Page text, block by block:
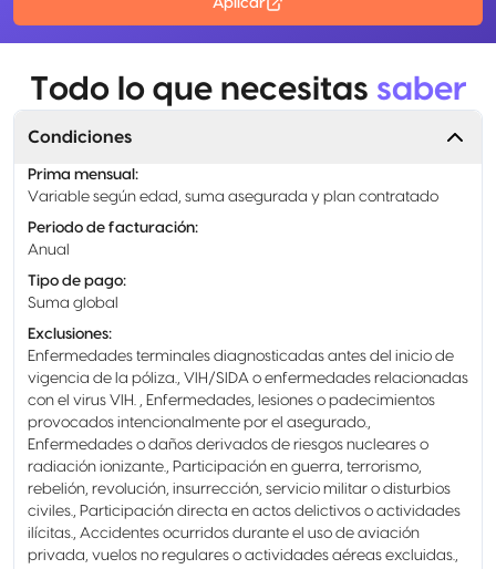
Aplicar
Todo lo que necesitas saber
Condiciones
Prima mensual :
Variable según edad, suma asegurada y plan contratado
Periodo de facturación:
Anual
Tipo de pago:
Suma global
Exclusiones:
Enfermedades terminales diagnosticadas antes del inicio de
vigencia de la póliza., VIH/SIDA o enfermedades relacionadas
con el virus VIH. , Enfermedades, lesiones o padecimientos
provocados intencionalmente por el asegurado.,
Enfermedades o daños derivados de riesgos nucleares o
radiación ionizante., Participación en guerra, terrorismo,
rebelión, revolución, insurrección, servicio militar o disturbios
civiles., Participación directa en actos delictivos o actividades
ilícitas., Accidentes ocurridos durante el uso de aviación
privada, vuelos no regulares o actividades aéreas excluidas.,